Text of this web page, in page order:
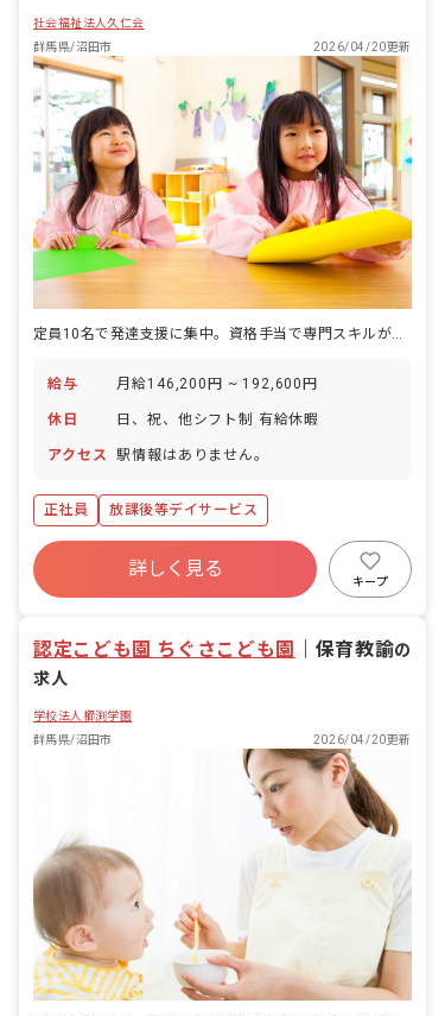
社会福祉法人久仁会
群馬県/沼田市
2026/04/20更新
給与 月給146,200円 ~ 192,600円
休日 日、祝、他シフト制 有給休暇
アクセス 駅情報はありません。
正社員 放課後等デイサービス
詳しく見る
キープ
認定こども園 ちぐさこども園 保育教諭の
求人
学校法人櫛渕学園
群馬県/沼田市
2026/04/20更新